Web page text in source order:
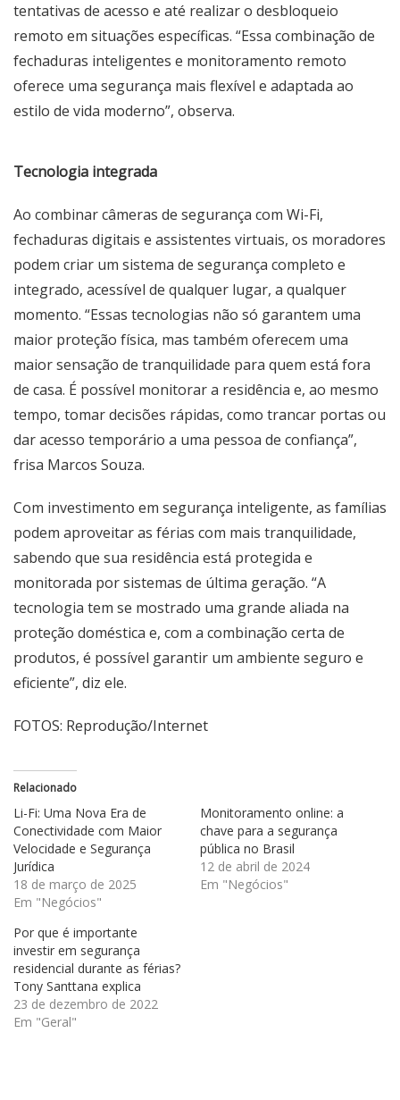
tentativas de acesso e até realizar o desbloqueio
remoto em situações específicas. “Essa combinação de
fechaduras inteligentes e monitoramento remoto
oferece uma segurança mais flexível e adaptada ao
estilo de vida moderno”, observa.
Tecnologia integrada
Ao combinar câmeras de segurança com Wi-Fi,
fechaduras digitais e assistentes virtuais, os moradores
podem criar um sistema de segurança completo e
integrado, acessível de qualquer lugar, a qualquer
momento. “Essas tecnologias não só garantem uma
maior proteção física, mas também oferecem uma
maior sensação de tranquilidade para quem está fora
de casa. É possível monitorar a residência e, ao mesmo
tempo, tomar decisões rápidas, como trancar portas ou
dar acesso temporário a uma pessoa de confiança”,
frisa Marcos Souza.
Com investimento em segurança inteligente, as famílias
podem aproveitar as férias com mais tranquilidade,
sabendo que sua residência está protegida e
monitorada por sistemas de última geração. “A
tecnologia tem se mostrado uma grande aliada na
proteção doméstica e, com a combinação certa de
produtos, é possível garantir um ambiente seguro e
eficiente”, diz ele.
FOTOS: Reprodução/Internet
Relacionado
Li-Fi: Uma Nova Era de
Conectividade com Maior
Velocidade e Segurança
Jurídica
18 de março de 2025
Em "Negócios"
Monitoramento online: a
chave para a segurança
pública no Brasil
12 de abril de 2024
Em "Negócios"
Por que é importante
investir em segurança
residencial durante as férias?
Tony Santtana explica
23 de dezembro de 2022
Em "Geral"